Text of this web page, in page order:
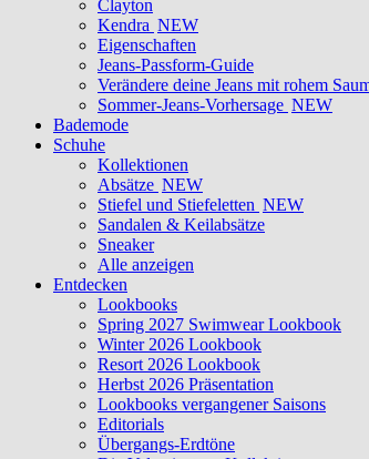
Clayton
Kendra NEW
Eigenschaften
Jeans-Passform-Guide
Verändere deine Jeans mit rohem
Sommer-Jeans-Vorhersage NEW
Bademode
Schuhe
Kollektionen
Absätze NEW
Stiefel und Stiefeletten NEW
Sandalen & Keilabsätze
Sneaker
Alle anzeigen
Entdecken
Lookbooks
Spring 2027 Swimwear Lookbook
Winter 2026 Lookbook
Resort 2026 Lookbook
Herbst 2026 Präsentation
Lookbooks vergangener Saisons
Editorials
Übergangs-Erdtöne